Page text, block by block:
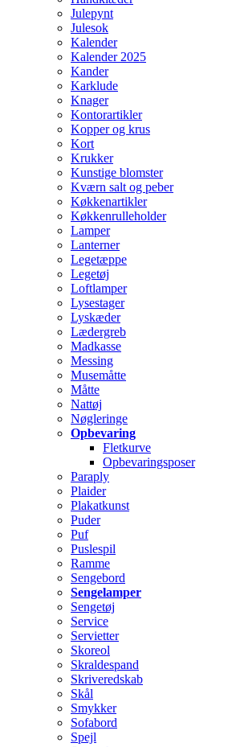
Julepynt
Julesok
Kalender
Kalender 2025
Kander
Karklude
Knager
Kontorartikler
Kopper og krus
Kort
Krukker
Kunstige blomster
Kværn salt og peber
Køkkenartikler
Køkkenrulleholder
Lamper
Lanterner
Legetæppe
Legetøj
Loftlamper
Lysestager
Lyskæder
Lædergreb
Madkasse
Messing
Musemåtte
Måtte
Nattøj
Nøgleringe
Opbevaring
Fletkurve
Opbevaringsposer
Paraply
Plaider
Plakatkunst
Puder
Puf
Puslespil
Ramme
Sengebord
Sengelamper
Sengetøj
Service
Servietter
Skoreol
Skraldespand
Skriveredskab
Skål
Smykker
Sofabord
Spejl